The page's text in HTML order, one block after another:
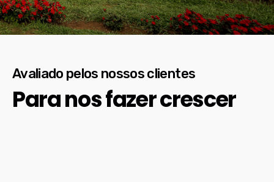
Avaliado pelos nossos clientes
Para nos fazer crescer